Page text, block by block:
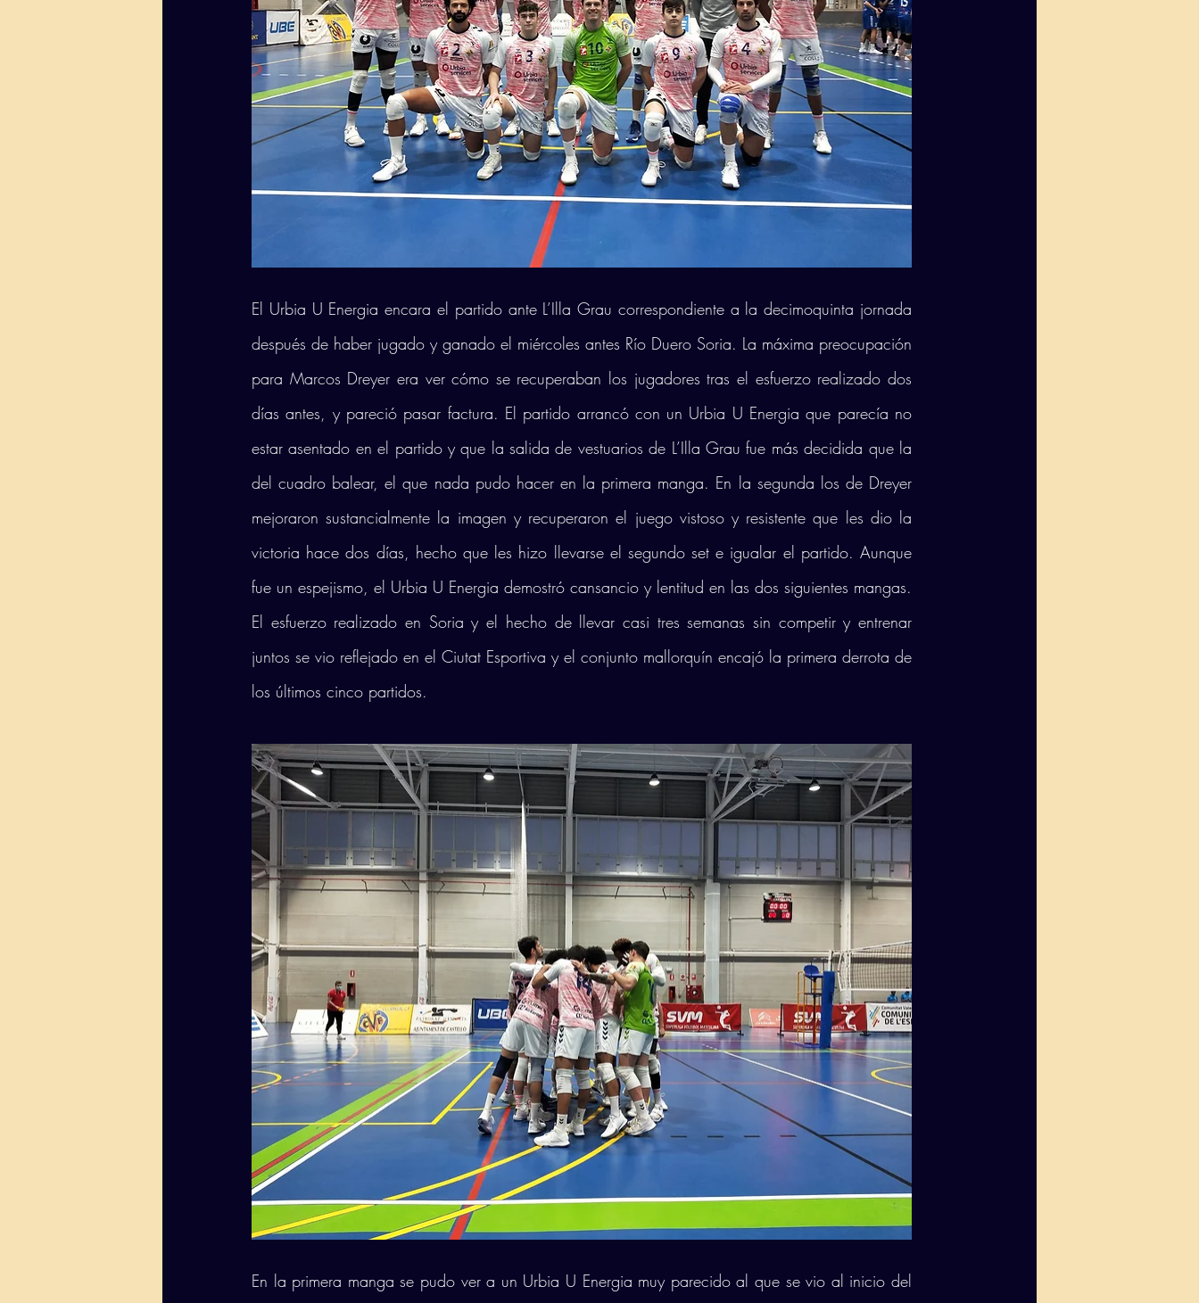
El Urbia U Energia encara el partido ante L’Illa Grau correspondiente a la decimoquinta jornada
después de haber jugado y ganado el miércoles antes Río Duero Soria. La máxima preocupación
para Marcos Dreyer era ver cómo se recuperaban los jugadores tras el esfuerzo realizado dos
días antes, y pareció pasar factura. El partido arrancó con un Urbia U Energia que parecía no
estar asentado en el partido y que la salida de vestuarios de L’Illa Grau fue más decidida que la
del cuadro balear, el que nada pudo hacer en la primera manga. En la segunda los de Dreyer
mejoraron sustancialmente la imagen y recuperaron el juego vistoso y resistente que les dio la
victoria hace dos días, hecho que les hizo llevarse el segundo set e igualar el partido. Aunque
fue un espejismo, el Urbia U Energia demostró cansancio y lentitud en las dos siguientes mangas.
El esfuerzo realizado en Soria y el hecho de llevar casi tres semanas sin competir y entrenar
juntos se vio reflejado en el Ciutat Esportiva y el conjunto mallorquín encajó la primera derrota de
los últimos cinco partidos.
En la primera manga se pudo ver a un Urbia U Energia muy parecido al que se vio al inicio del